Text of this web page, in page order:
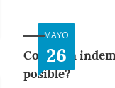
MAYO
26
Cobrar la
posible?